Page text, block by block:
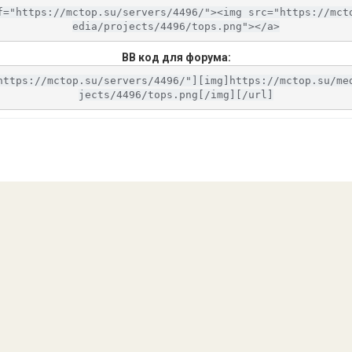
mctop.su/servers/4496/"><img src="https://
edia/projects/4496/tops.png"></a>
BB код для форума:
mctop.su/servers/4496/"][img]https://mctop.su/
jects/4496/tops.png[/img][/url]